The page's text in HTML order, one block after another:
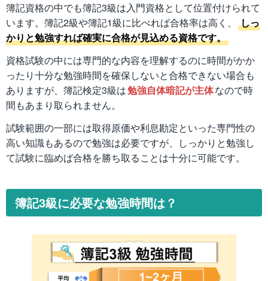
簿記資格の中でも簿記3級は入門資格として位置付けられて
います。簿記2級や簿記1級に比べれば合格率は高く、
しっ
かりと勉強すれば確実に合格が見込める資格です。
資格試験の中には専門的な内容を理解するのに時間がかか
ったり十分な勉強時間を確保しないと合格できない場合も
ありますが、簿記検定3級は勉強自体暗記が主体なので時
間もあまり取られません。
試験範囲の一部には取得原価や利息勘定といった専門性の
高い知識もあるので勉強は必要ですが、しっかりと勉強し
て試験に臨めば合格を勝ち取ることは十分に可能です。
簿記3級に必要な勉強時間は？